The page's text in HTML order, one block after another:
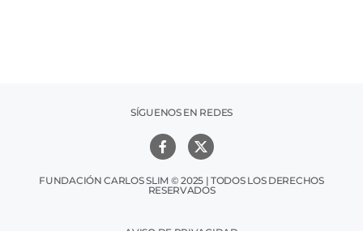
SÍGUENOS EN REDES
FUNDACIÓN CARLOS SLIM © 2025 | TODOS LOS DERECHOS
RESERVADOS